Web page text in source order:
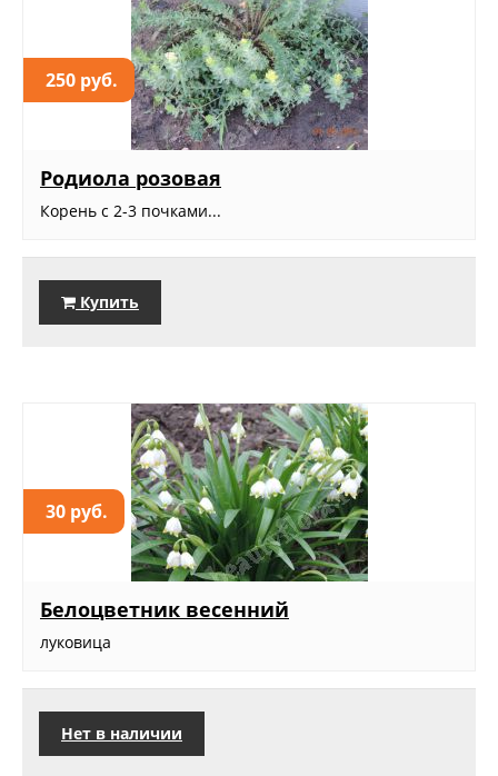
250 руб.
Родиола розовая
Корень с 2-3 почками...
Купить
30 руб.
Белоцветник весенний
луковица
Нет в наличии